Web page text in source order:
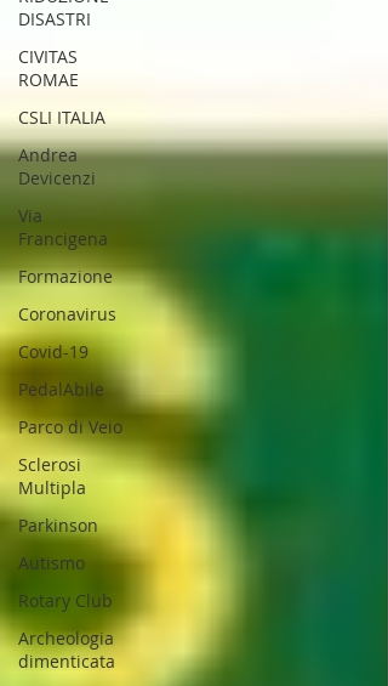
DISASTRI
CIVITAS
ROMAE
CSLI ITALIA
Andrea
Devicenzi
Via
Francigena
Formazione
Coronavirus
Covid-19
PedalAbile
Parco di Veio
Sclerosi
Multipla
Parkinson
Autismo
Rotary Club
Archeologia
dimenticata